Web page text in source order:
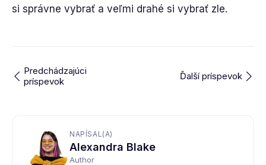
si správne vybrať a veľmi drahé si vybrať zle.
Predchádzajúci
príspevok
Ďalší príspevok
NAPÍSAL(A)
Alexandra Blake
Author